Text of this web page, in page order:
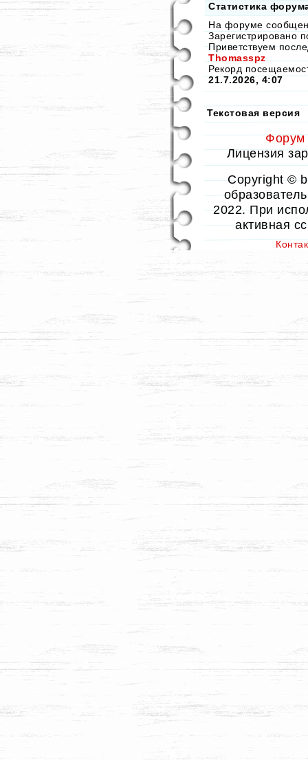
Статистика
На форуме
Зарегистрировано
Приветствуем
Thomasspz
Рекорд
21.7.2026, 4:07
Текстовая версия
Форум
Лицензия
Copyright ©
2022. При
активная